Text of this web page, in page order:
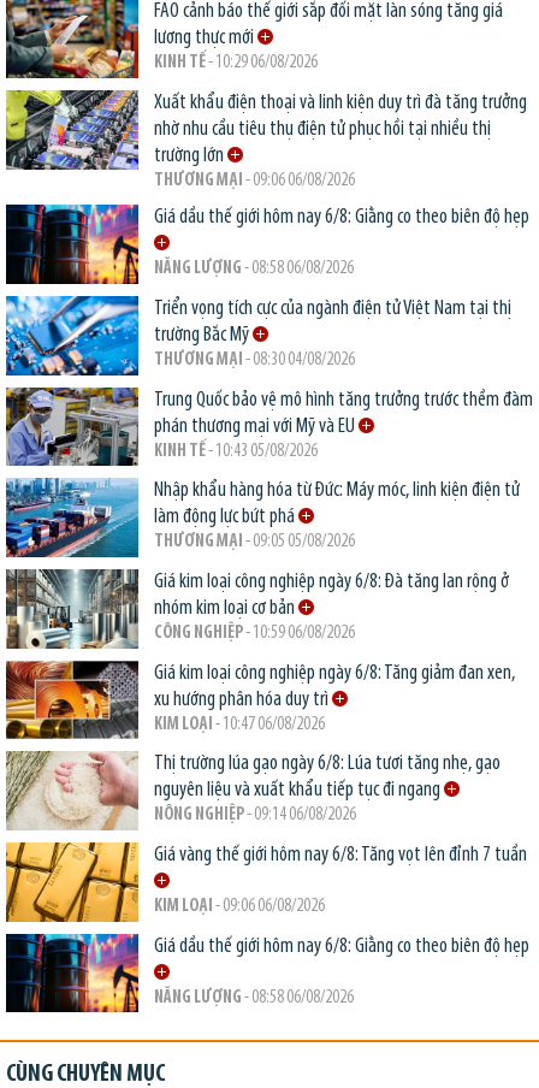
FAO cảnh báo thế giới sắp đối mặt làn sóng tăng giá
lương thực mới
KINH TẾ- 10:29 06/08/2026
Xuất khẩu điện thoại và linh kiện duy trì đà tăng trưởng
nhờ nhu cầu tiêu thụ điện tử phục hồi tại nhiều thị
trường lớn
THƯƠNG MẠI - 09:06 06/08/2026
Giá dầu thế giới hôm nay 6/8: Giằng co theo biên độ hẹp
NĂNG LƯỢNG - 08:58 06/08/2026
Triển vọng tích cực của ngành điện tử Việt Nam tại thị
trường Bắc Mỹ
THƯƠNG MẠI - 08:30 04/08/2026
Trung Quốc bảo vệ mô hình tăng trưởng trước thềm đàm
phán thương mại với Mỹ và EU
KINH TẾ- 10:43 05/08/2026
Nhập khẩu hàng hóa từ Đức: Máy móc, linh kiện điện tử
làm động lực bứt phá
THƯƠNG MẠI - 09:05 05/08/2026
Giá kim loại công nghiệp ngày 6/8: Đà tăng lan rộng ở
nhóm kim loại cơ bản
CÔNG NGHIỆP- 10:59 06/08/2026
Giá kim loại công nghiệp ngày 6/8: Tăng giảm đan xen,
xu hướng phân hóa duy trì
KIM LOẠI - 10:47 06/08/2026
Thị trường lúa gạo ngày 6/8: Lúa tươi tăng nhẹ, gạo
nguyên liệu và xuất khẩu tiếp tục đi ngang
NÔNG NGHIỆP- 09:14 06/08/2026
Giá vàng thế giới hôm nay 6/8: Tăng vọt lên đỉnh 7 tuần
KIM LOẠI - 09:06 06/08/2026
Giá dầu thế giới hôm nay 6/8: Giằng co theo biên độ hẹp
NĂNG LƯỢNG - 08:58 06/08/2026
CÙNG CHUYÊN MỤC